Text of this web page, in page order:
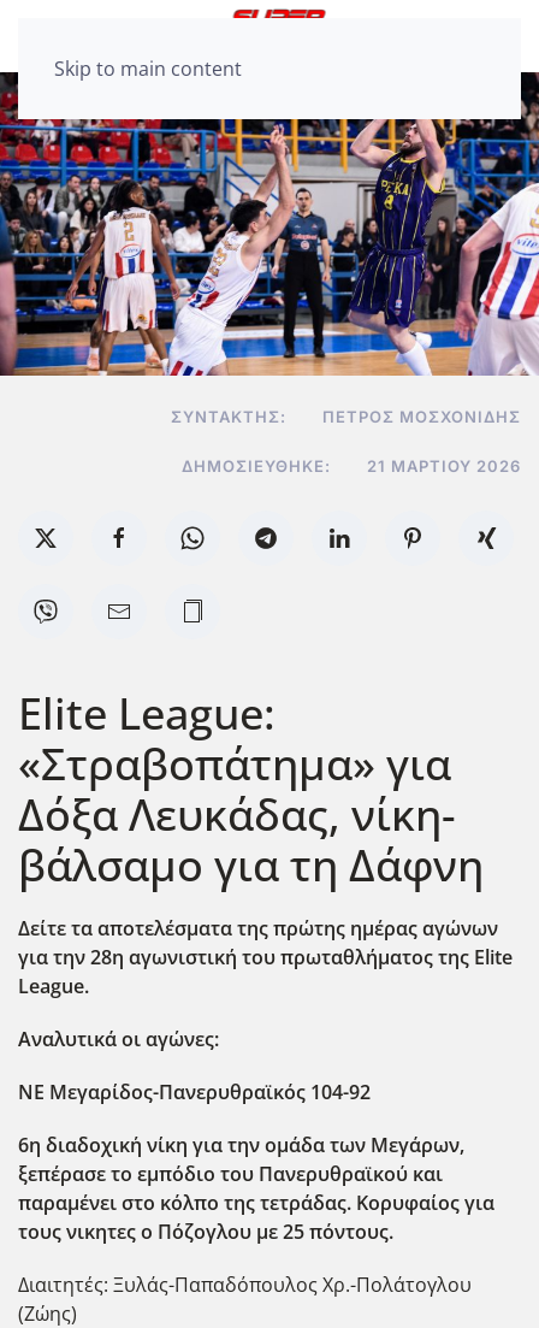
Skip to main content
ΣΥΝΤΆΚΤΗΣ: ΠΈΤΡΟΣ ΜΟΣΧΟΝΊΔΗΣ
ΔΗΜΟΣΙΕΎΘΗΚΕ: 21 ΜΑΡΤΊΟΥ 2026
Elite League:
«Στραβοπάτημα» για
Δόξα Λευκάδας, νίκη-
βάλσαμο για τη Δάφνη
Δείτε τα αποτελέσματα της πρώτης ημέρας αγώνων
για την 28η αγωνιστική του πρωταθλήματος της Elite
League.
Αναλυτικά οι αγώνες:
ΝΕ Μεγαρίδος-Πανερυθραϊκός 104-92
6η διαδοχικ΄η νίκη για την ομάδα των Μεγάρων,
ξεπέρασε το εμπόδιο του Πανερυθραϊκού και
παραμένει στο κόλπο της τετράδας. Κορυφαίος για
τους νικητες ο Πόζογλου με 25 πόντους.
Διαιτητές: Ξυλάς-Παπαδόπουλος Χρ.-Πολάτογλου
(Ζώης)